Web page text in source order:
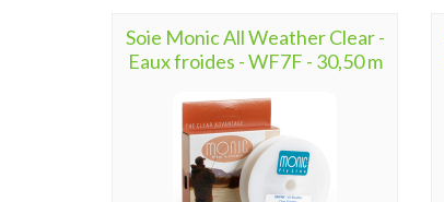
Soie Monic All Weather Clear -
Eaux froides - WF7F - 30,50 m